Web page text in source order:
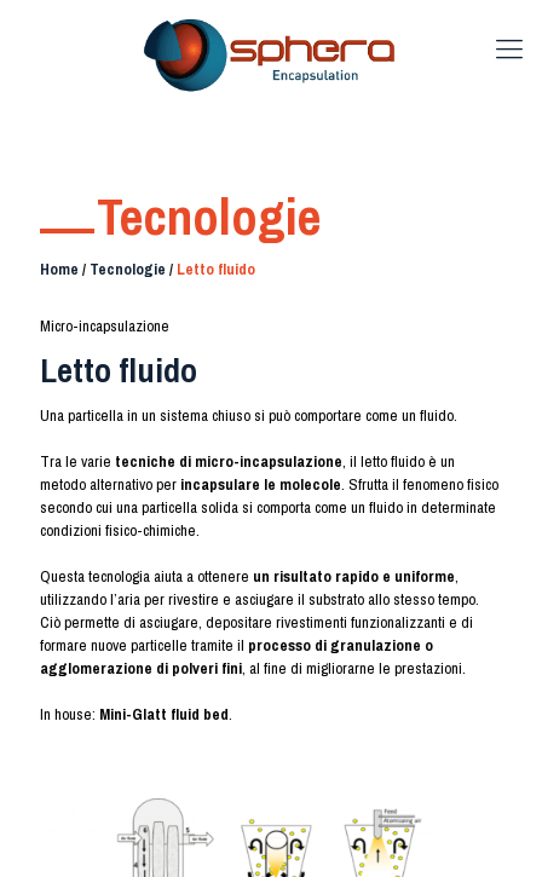
Tecnologie
Home / Tecnologie / Letto fluido
Micro-incapsulazione
Letto fluido
Una particella in un sistema chiuso si può comportare come un fluido.
Tra le varie tecniche di micro-incapsulazione, il letto fluido è un
metodo alternativo per incapsulare le molecole. Sfrutta il fenomeno fisico
secondo cui una particella solida si comporta come un fluido in determinate
condizioni fisico-chimiche.
Questa tecnologia aiuta a ottenere un risultato rapido e uniforme,
utilizzando l’aria per rivestire e asciugare il substrato allo stesso tempo.
Ciò permette di asciugare, depositare rivestimenti funzionalizzanti e di
formare nuove particelle tramite il processo di granulazione o
agglomerazione di polveri fini, al fine di migliorarne le prestazioni.
In house: Mini-Glatt fluid bed.